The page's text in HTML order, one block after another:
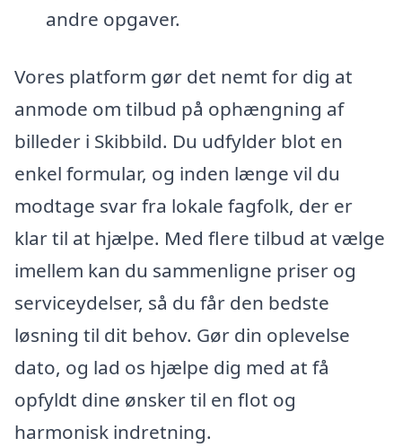
andre opgaver.
Vores platform gør det nemt for dig at
anmode om tilbud på ophængning af
billeder i Skibbild. Du udfylder blot en
enkel formular, og inden længe vil du
modtage svar fra lokale fagfolk, der er
klar til at hjælpe. Med flere tilbud at vælge
imellem kan du sammenligne priser og
serviceydelser, så du får den bedste
løsning til dit behov. Gør din oplevelse
dato, og lad os hjælpe dig med at få
opfyldt dine ønsker til en flot og
harmonisk indretning.